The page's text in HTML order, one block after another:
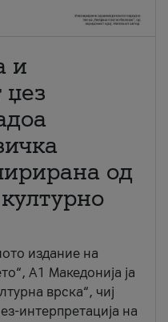
и
од
издание на
А1 Македонија ја
врска“, чиј
интерпретација на